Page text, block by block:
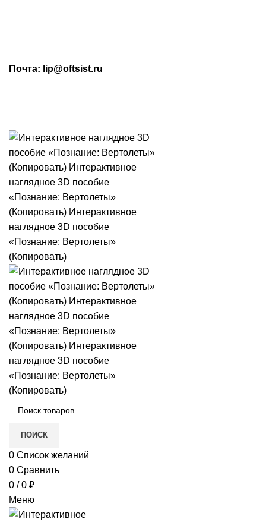
Почта: lip@oftsist.ru
ПОИСК
0 Список желаний
0 Сравнить
0 / 0 ₽
Меню